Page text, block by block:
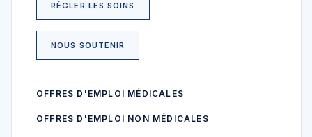
RÉGLER LES SOINS
NOUS SOUTENIR
OFFRES D'EMPLOI MÉDICALES
OFFRES D'EMPLOI NON MÉDICALES